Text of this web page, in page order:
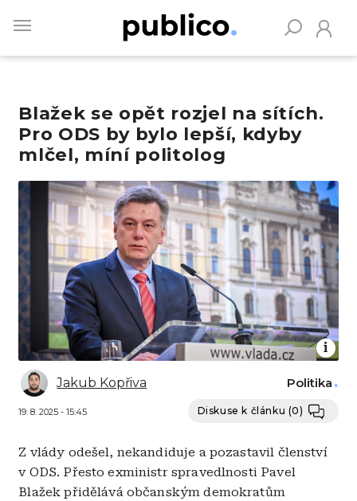
main
Blažek se opět rozjel na sítích.
Pro ODS by bylo lepší, kdyby
mlčel, míní politolog
Obrázek
Jakub Kopřiva
19. 8. 2025 - 15:45
Politika
Diskuse k článku (0)
Z vlády odešel, nekandiduje a pozastavil členství
v ODS. Přesto exministr spravedlnosti Pavel
Blažek přidělává občanským demokratům
Vyhledávejte na Publiku